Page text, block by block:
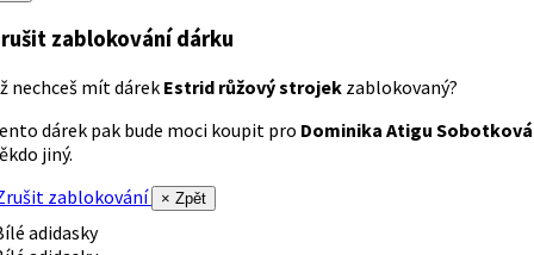
zablokování dárku
nechceš mít dárek Estrid růžový strojek zablokovaný?
dárek pak bude moci koupit pro Dominika Atigu Sobotková
jiný.
zablokování
× Zpět